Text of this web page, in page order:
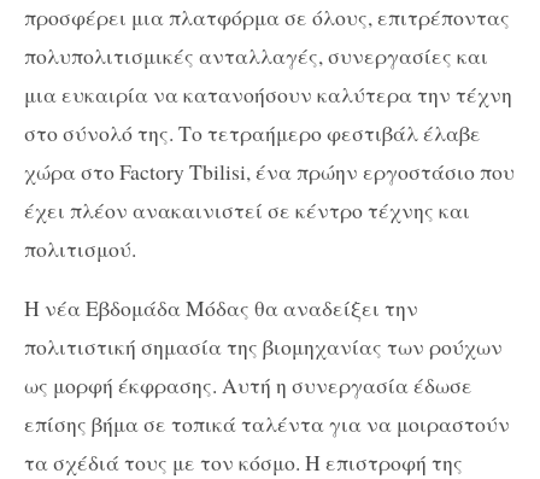
προσφέρει μια πλατφόρμα σε όλους, επιτρέποντας
πολυπολιτισμικές ανταλλαγές, συνεργασίες και
μια ευκαιρία να κατανοήσουν καλύτερα την τέχνη
στο σύνολό της. Το τετραήμερο φεστιβάλ έλαβε
χώρα στο Factory Tbilisi, ένα πρώην εργοστάσιο που
έχει πλέον ανακαινιστεί σε κέντρο τέχνης και
πολιτισμού.
Η νέα Εβδομάδα Μόδας θα αναδείξει την
πολιτιστική σημασία της βιομηχανίας των ρούχων
ως μορφή έκφρασης. Αυτή η συνεργασία έδωσε
επίσης βήμα σε τοπικά ταλέντα για να μοιραστούν
τα σχέδιά τους με τον κόσμο. Η επιστροφή της